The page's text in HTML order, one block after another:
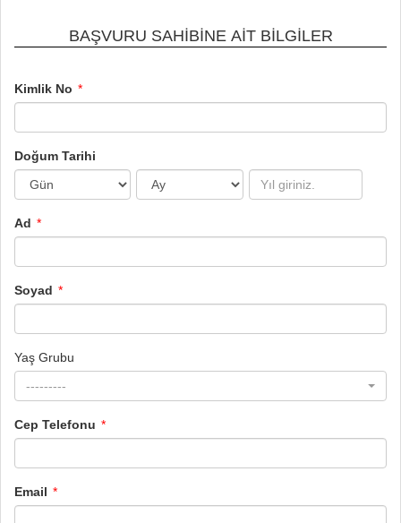
BAŞVURU SAHİBİNE AİT BİLGİLER
Kimlik No
Doğum Tarihi
Ad
Soyad
Yaş Grubu
---------
Cep Telefonu
Email